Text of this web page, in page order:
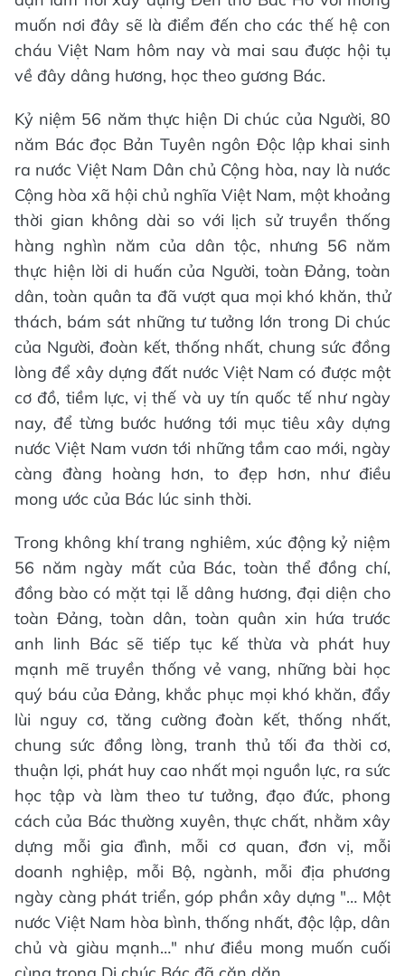
muốn nơi đây sẽ là điểm đến cho các thế hệ con
cháu Việt Nam hôm nay và mai sau được hội tụ
về đây dâng hương, học theo gương Bác.
Kỷ niệm 56 năm thực hiện Di chúc của Người, 80
năm Bác đọc Bản Tuyên ngôn Độc lập khai sinh
ra nước Việt Nam Dân chủ Cộng hòa, nay là nước
Cộng hòa xã hội chủ nghĩa Việt Nam, một khoảng
thời gian không dài so với lịch sử truyền thống
hàng nghìn năm của dân tộc, nhưng 56 năm
thực hiện lời di huấn của Người, toàn Đảng, toàn
dân, toàn quân ta đã vượt qua mọi khó khăn, thử
thách, bám sát những tư tưởng lớn trong Di chúc
của Người, đoàn kết, thống nhất, chung sức đồng
lòng để xây dựng đất nước Việt Nam có được một
cơ đồ, tiềm lực, vị thế và uy tín quốc tế như ngày
nay, để từng bước hướng tới mục tiêu xây dựng
nước Việt Nam vươn tới những tầm cao mới, ngày
càng đàng hoàng hơn, to đẹp hơn, như điều
mong ước của Bác lúc sinh thời.
Trong không khí trang nghiêm, xúc động kỷ niệm
56 năm ngày mất của Bác, toàn thể đồng chí,
đồng bào có mặt tại lễ dâng hương, đại diện cho
toàn Đảng, toàn dân, toàn quân xin hứa trước
anh linh Bác sẽ tiếp tục kế thừa và phát huy
mạnh mẽ truyền thống vẻ vang, những bài học
quý báu của Đảng, khắc phục mọi khó khăn, đẩy
lùi nguy cơ, tăng cường đoàn kết, thống nhất,
chung sức đồng lòng, tranh thủ tối đa thời cơ,
thuận lợi, phát huy cao nhất mọi nguồn lực, ra sức
học tập và làm theo tư tưởng, đạo đức, phong
cách của Bác thường xuyên, thực chất, nhằm xây
dựng mỗi gia đình, mỗi cơ quan, đơn vị, mỗi
doanh nghiệp, mỗi Bộ, ngành, mỗi địa phương
ngày càng phát triển, góp phần xây dựng "… Một
nước Việt Nam hòa bình, thống nhất, độc lập, dân
chủ và giàu mạnh…" như điều mong muốn cuối